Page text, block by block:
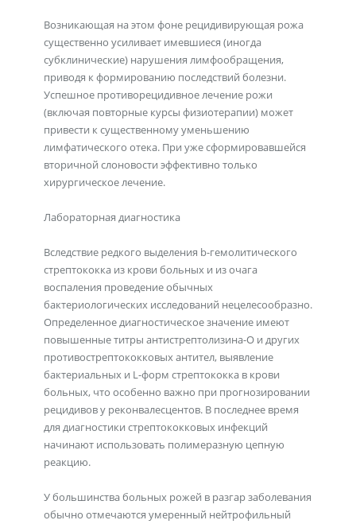
Возникающая на этом фоне рецидивирующая рожа
существенно усиливает имевшиеся (иногда
субклинические) нарушения лимфообращения,
приводя к формированию последствий болезни.
Успешное противорецидивное лечение рожи
(включая повторные курсы физиотерапии) может
привести к существенному уменьшению
лимфатического отека. При уже сформировавшейся
вторичной слоновости эффективно только
хирургическое лечение.
Лабораторная диагностика
Вследствие редкого выделения b-гемолитического
стрептококка из крови больных и из очага
воспаления проведение обычных
бактериологических исследований нецелесообразно.
Определенное диагностическое значение имеют
повышенные титры антистрептолизина-О и других
противострептококковых антител, выявление
бактериальных и L-форм стрептококка в крови
больных, что особенно важно при прогнозировании
рецидивов у реконвалесцентов. В последнее время
для диагностики стрептококковых инфекций
начинают использовать полимеразную цепную
реакцию.
У большинства больных рожей в разгар заболевания
обычно отмечаются умеренный нейтрофильный